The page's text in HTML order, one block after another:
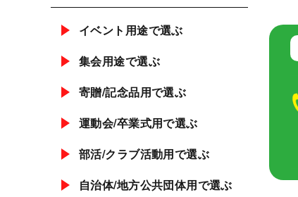
イベント用途で選ぶ
集会用途で選ぶ
寄贈/記念品用で選ぶ
運動会/卒業式用で選ぶ
部活/クラブ活動用で選ぶ
自治体/地方公共団体用で選ぶ